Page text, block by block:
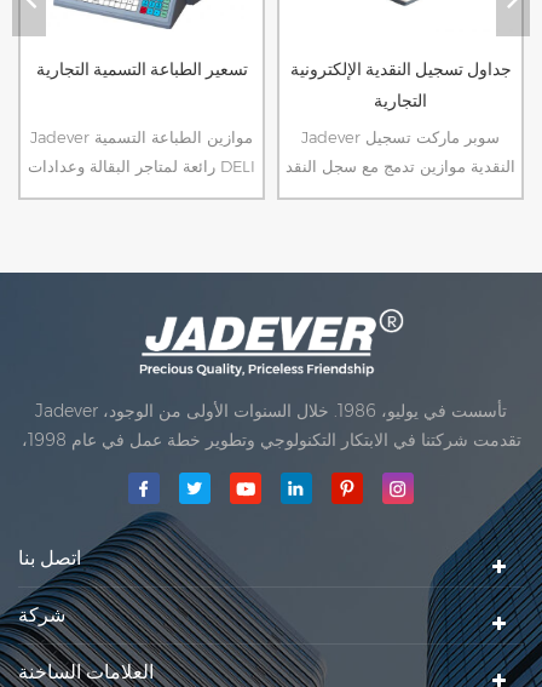
تسعير الطباعة التسمية التجارية
Jadever موازين الطباعة التسمية
رائعة لمتاجر البقالة وعدادات DELI
أو أي عداد الخروج حيث يحتاج
جداول تسجيل النقدية الإلكترونية
التجارية
Jadever سوبر ماركت تسجيل
النقدية موازين تدمج مع سجل النقد
الإلكتروني الإلكتروني أو نقطة بيع
Jadever تأسست في يوليو، 1986. خلال السنوات الأولى من الوجود،
تقدمت شركتنا في الابتكار التكنولوجي وتطوير خطة عمل في عام 1998،
حققت شركتنا هدف الجودة الرئيسية، متى تلقت أول منتجاتنا موافقة من
مقياس المحدودةكان تأسيس تقع من
اتصل بنا
شركة
العلامات الساخنة